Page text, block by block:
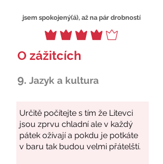
jsem spokojený(á), až na pár drobností
O zážitcích
9. Jazyk a kultura